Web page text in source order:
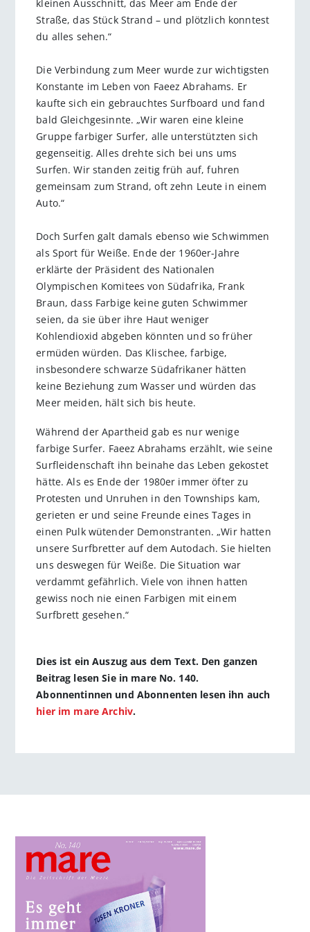
kleinen Ausschnitt, das Meer am Ende der
Straße, das Stück Strand – und plötzlich konntest
du alles sehen.“
Die Verbindung zum Meer wurde zur wichtigsten
Konstante im Leben von Faeez Abrahams. Er
kaufte sich ein gebrauchtes Surfboard und fand
bald Gleichgesinnte. „Wir waren eine kleine
Gruppe farbiger Surfer, alle unterstützten sich
gegenseitig. Alles drehte sich bei uns ums
Surfen. Wir standen zeitig früh auf, fuhren
gemeinsam zum Strand, oft zehn Leute in einem
Auto.“
Doch Surfen galt damals ebenso wie Schwimmen
als Sport für Weiße. Ende der 1960er-Jahre
erklärte der Präsident des Nationalen
Olympischen Komitees von Südafrika, Frank
Braun, dass Farbige keine guten Schwimmer
seien, da sie über ihre Haut weniger
Kohlendioxid abgeben könnten und so früher
ermüden würden. Das Klischee, farbige,
insbesondere schwarze Südafrikaner hätten
keine Beziehung zum Wasser und würden das
Meer meiden, hält sich bis heute.
Während der Apartheid gab es nur wenige
farbige Surfer. Faeez Abrahams erzählt, wie seine
Surfleidenschaft ihn beinahe das Leben gekostet
hätte. Als es Ende der 1980er immer öfter zu
Protesten und Unruhen in den Townships kam,
gerieten er und seine Freunde eines Tages in
einen Pulk wütender Demonstranten. „Wir hatten
unsere Surfbretter auf dem Autodach. Sie hielten
uns deswegen für Weiße. Die Situation war
verdammt gefährlich. Viele von ihnen hatten
gewiss noch nie einen Farbigen mit einem
Surfbrett gesehen.“
Dies ist ein Auszug aus dem Text. Den ganzen
Beitrag lesen Sie in mare No. 140.
Abonnentinnen und Abonnenten lesen ihn auch
hier im mare Archiv.